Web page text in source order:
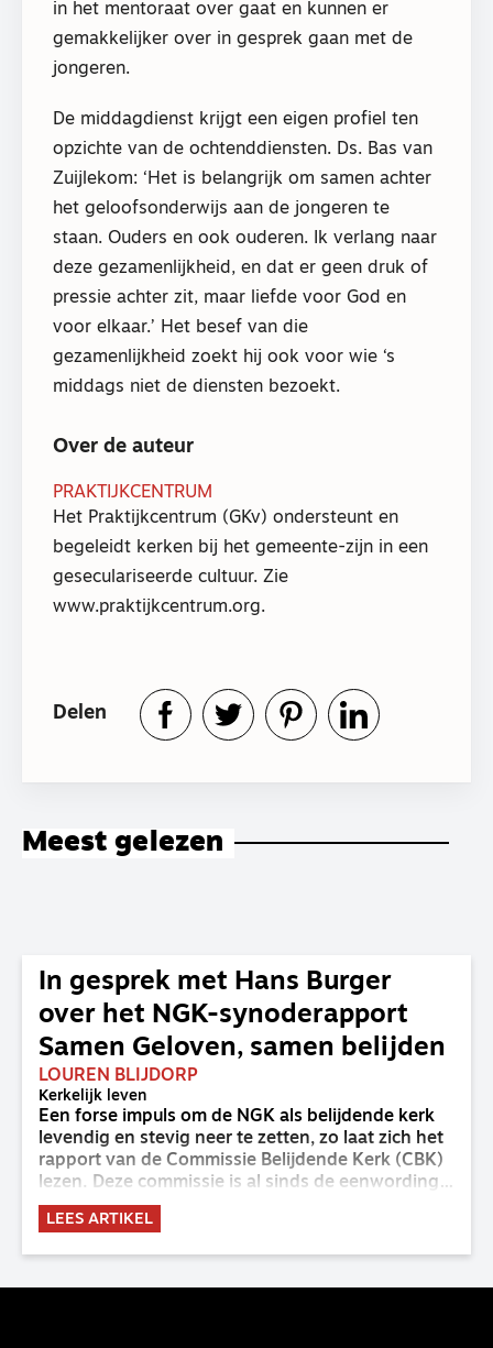
in het mentoraat over gaat en kunnen er
gemakkelijker over in gesprek gaan met de
jongeren.
De middagdienst krijgt een eigen profiel ten
opzichte van de ochtenddiensten. Ds. Bas van
Zuijlekom: ‘Het is belangrijk om samen achter
het geloofsonderwijs aan de jongeren te
staan. Ouders en ook ouderen. Ik verlang naar
deze gezamenlijkheid, en dat er geen druk of
pressie achter zit, maar liefde voor God en
voor elkaar.’ Het besef van die
gezamenlijkheid zoekt hij ook voor wie ‘s
middags niet de diensten bezoekt.
Over de auteur
PRAKTIJKCENTRUM
Het Praktijkcentrum (GKv) ondersteunt en
begeleidt kerken bij het gemeente-zijn in een
geseculariseerde cultuur. Zie
www.praktijkcentrum.org.
Delen
Meest gelezen
In gesprek met Hans Burger
over het NGK-synoderapport
Samen Geloven, samen belijden
LOUREN BLIJDORP
Kerkelijk leven
Een forse impuls om de NGK als belijdende kerk
levendig en stevig neer te zetten, zo laat zich het
rapport van de Commissie Belijdende Kerk (CBK)
lezen. Deze commissie is al sinds de eenwording
van de GKv en NGK actief en kreeg van de
synode van Deventer in 2023 de opdracht om
belijdenis en bij te dragen aan de verlevendiging
LEES ARTIKEL